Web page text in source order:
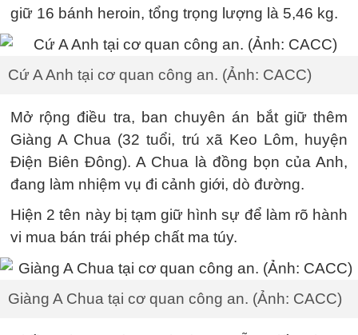
giữ 16 bánh heroin, tổng trọng lượng là 5,46 kg.
Cứ A Anh tại cơ quan công an. (Ảnh: CACC)
Mở rộng điều tra, ban chuyên án bắt giữ thêm
Giàng A Chua (32 tuổi, trú xã Keo Lôm, huyện
Điện Biên Đông). A Chua là đồng bọn của Anh,
đang làm nhiệm vụ đi cảnh giới, dò đường.
Hiện 2 tên này bị tạm giữ hình sự để làm rõ hành
vi mua bán trái phép chất ma túy.
Giàng A Chua tại cơ quan công an. (Ảnh: CACC)